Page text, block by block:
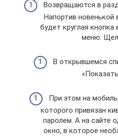
Возвращаются в
Напортив новенькой
будет круглая
меню.
В открывшемся
При этом на
которого привязан
паролем. А на сайте
окно, в которое